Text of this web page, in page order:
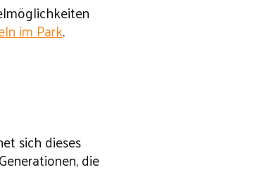
im Park.
sich dieses
die